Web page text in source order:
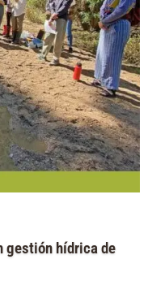
gestión hídrica de